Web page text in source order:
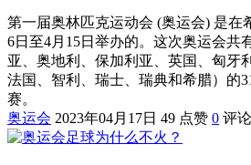
第一届奥林匹克运动会 (奥运会) 是在
6日至4月15日举办的。这次奥运会共
亚、奥地利、保加利亚、英国、匈牙
法国、智利、瑞士、瑞典和希腊）的
赛。
奥运会 2023年04月17日 49 点赞 0 评论